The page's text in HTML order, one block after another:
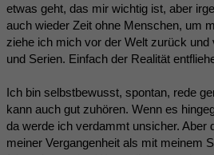
etwas geht, das mir wichtig ist, aber
auch wieder Zeit ohne Menschen, um
ziehe ich mich vor der Welt zurück
und Serien. Einfach der Realität
Ich bin selbstbewusst, spontan, rede
kann auch gut zuhören. Wenn es
da werde ich verdammt unsicher. Aber
meiner Vergangenheit als mit meinem